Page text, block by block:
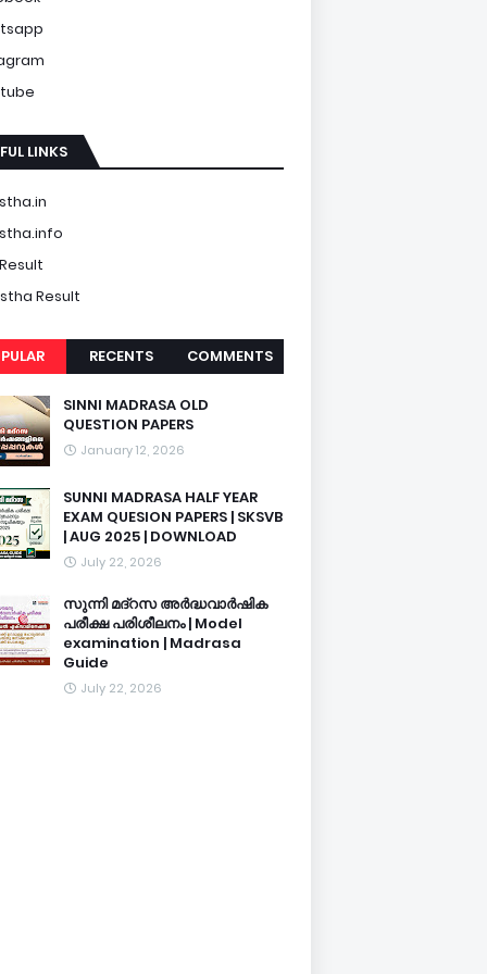
LINKS
Result
RECENTS COMMENTS
SINNI MADRASA OLD
QUESTION PAPERS
January 12, 2026
SUNNI MADRASA HALF YEAR
EXAM QUESION PAPERS | SKSVB
| AUG 2025 | DOWNLOAD
July 22, 2026
സുന്നി മദ്റസ അർദ്ധവാർഷിക
പരീക്ഷ പരിശീലനം | Model
examination | Madrasa
Guide
July 22, 2026